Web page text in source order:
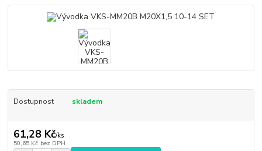
Dostupnost skladem
61,28 Kč/ks
50,65 Kč bez DPH